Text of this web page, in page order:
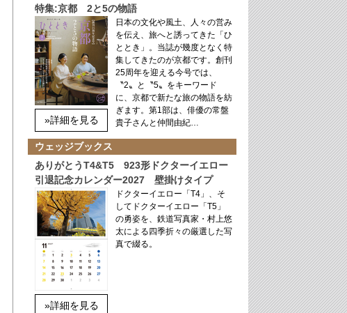
特集:京都 2と5の物語
»詳細を見る
日本の文化や風土、人々の営み
を伝え、旅へと誘ってきた「ひ
ととき」。当誌が幾度となく特
集してきたのが京都です。創刊
25周年を迎える今号では、
〝2〟と〝5〟をキーワード
に、京都で新たな旅の物語を紡
ぎます。第1部は、俳優の常盤
貴子さんと仲間由紀…
ウェッジブックス
ありがとうT4&T5 923形ドクターイエロー
引退記念カレンダー2027 壁掛けタイプ
»詳細を見る
ドクターイエロー「T4」、そ
してドクターイエロー「T5」
の勇姿を、鉄道写真家・村上悠
太による四季折々の厳選した写
真で綴る。